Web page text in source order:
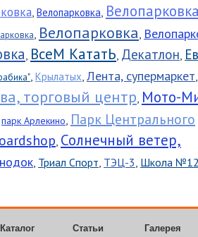
, Велопарковка, Велопарковка
, Велопарковка,
, ВсеМ КататЬ, Декатлон,
, Крылатых, Лента, супермаркет,
торговый центр, Мото-
парк Арлекино, Парк Центрального
, Солнечный ветер,
, Триал Спорт, ТЭЦ-3, Школа
Каталог Статьи Галерея